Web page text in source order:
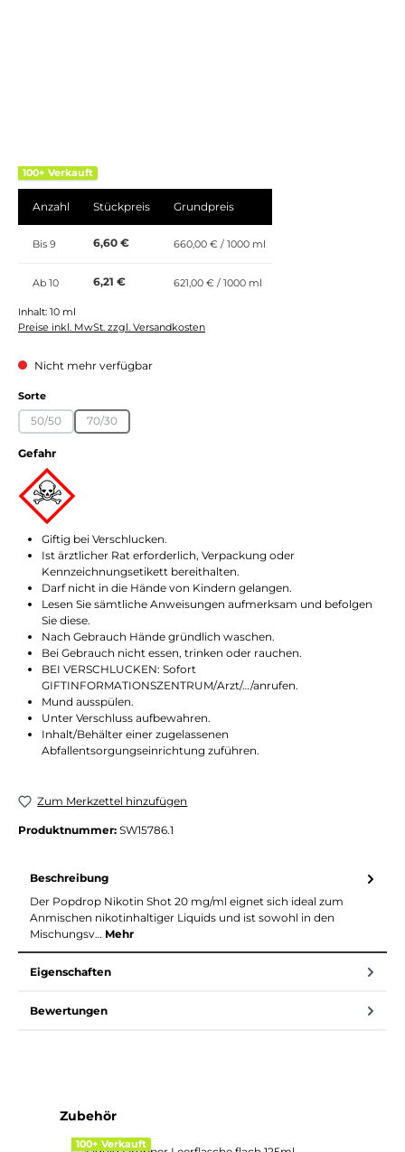
100+ Verkauft
Anzahl Stückpreis Grundpreis
Bis 9 6,60 € 660,00 € / 1000 ml
Ab 10 6,21 € 621,00 € / 1000 ml
Inhalt: 10 ml
Preise inkl. MwSt. zzgl. Versandkosten
Nicht mehr verfügbar
Sorteauswählen
50/50
(Diese Option ist zurzeit nicht verfügbar.)
70/30
(Diese Option ist zurzeit nicht verfügbar.)
Gefahr
Giftig bei Verschlucken.
Ist ärztlicher Rat erforderlich, Verpackung oder
Kennzeichnungsetikett bereithalten.
Darf nicht in die Hände von Kindern gelangen.
Lesen Sie sämtliche Anwei­sungen aufmerksam und befolgen
Sie diese.
Nach Gebrauch Hände gründlich waschen.
Bei Gebrauch nicht essen, trinken oder rauchen.
BEI VERSCHLUCKEN: Sofort
GIFTINFORMATIONSZENTRUM/Arzt/…/anrufen.
Mund ausspülen.
Unter Verschluss aufbewahren.
Inhalt/Behälter einer zugelassenen
Abfallentsorgungseinrichtung zuführen.
Zum Merkzettel hinzufügen
Produktnummer: SW15786.1
Beschreibung
Der Popdrop Nikotin Shot 20 mg/ml eignet sich ideal zum
Anmischen nikotinhaltiger Liquids und ist sowohl in den
Mischungsv… Mehr
Eigenschaften
Bewertungen
Produktgalerie überspringen
Zubehör
100+ Verkauft